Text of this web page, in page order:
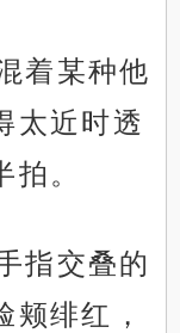
着某种他
太近时透
。
指交叠的
绯红，